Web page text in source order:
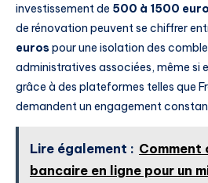
investissement de 500 à 1500
de rénovation peuvent se chiffrer
euros pour une isolation des
administratives associées, même si
grâce à des plateformes telles que
demandent un engagement
Lire également : Comment
bancaire en ligne pour un